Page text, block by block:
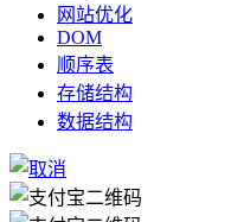
网站优化
DOM
顺序表
存储结构
数据结构